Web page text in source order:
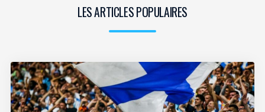
LES ARTICLES POPULAIRES